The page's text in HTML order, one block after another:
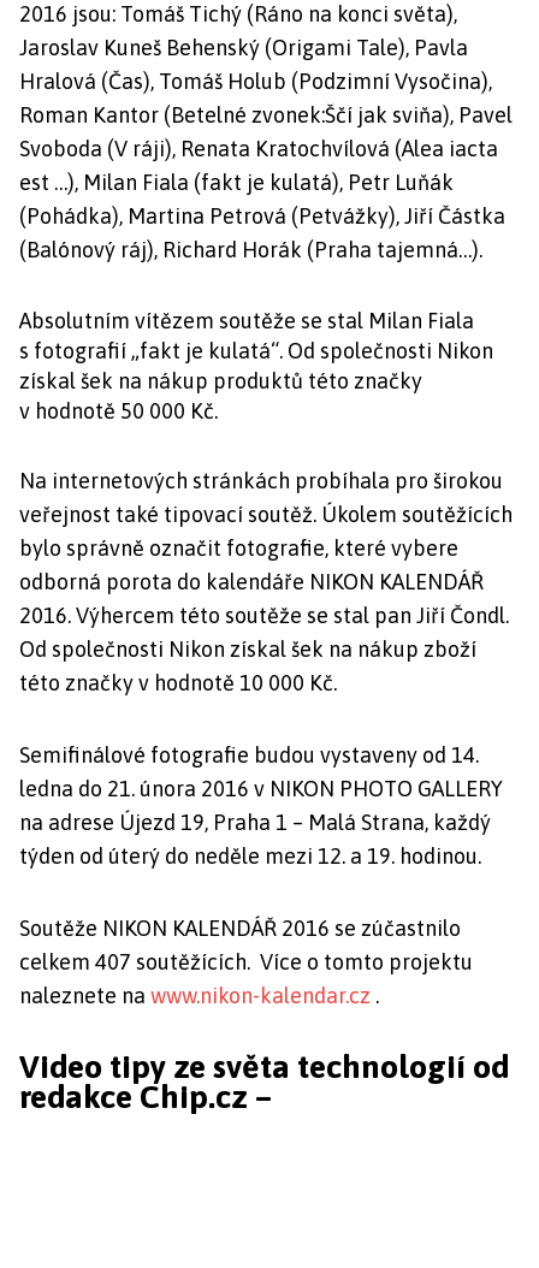
2016 jsou: Tomáš Tichý (Ráno na konci světa),
Jaroslav Kuneš Behenský (Origami Tale), Pavla
Hralová (Čas), Tomáš Holub (Podzimní Vysočina),
Roman Kantor (Betelné zvonek:Ščí jak sviňa), Pavel
Svoboda (V ráji), Renata Kratochvílová (Alea iacta
est …), Milan Fiala (fakt je kulatá), Petr Luňák
(Pohádka), Martina Petrová (Petvážky), Jiří Částka
(Balónový ráj), Richard Horák (Praha tajemná…).
Absolutním vítězem soutěže se stal Milan Fiala
s fotografií „fakt je kulatá“. Od společnosti Nikon
získal šek na nákup produktů této značky
v hodnotě 50 000 Kč.
Na internetových stránkách probíhala pro širokou
veřejnost také tipovací soutěž. Úkolem soutěžících
bylo správně označit fotografie, které vybere
odborná porota do kalendáře NIKON KALENDÁŘ
2016. Výhercem této soutěže se stal pan Jiří Čondl.
Od společnosti Nikon získal šek na nákup zboží
této značky v hodnotě 10 000 Kč.
Semifinálové fotografie budou vystaveny od 14.
ledna do 21. února 2016 v NIKON PHOTO GALLERY
na adrese Újezd 19, Praha 1 – Malá Strana, každý
týden od úterý do neděle mezi 12. a 19. hodinou.
Soutěže NIKON KALENDÁŘ 2016 se zúčastnilo
celkem 407 soutěžících. Více o tomto projektu
naleznete na www.nikon-kalendar.cz .
Video tipy ze světa technologií od
redakce Chip.cz –